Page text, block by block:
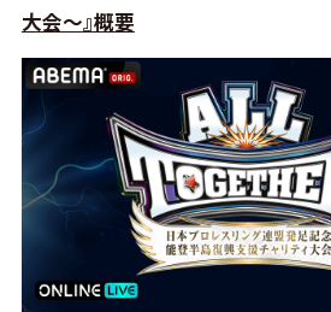
大会～』概要